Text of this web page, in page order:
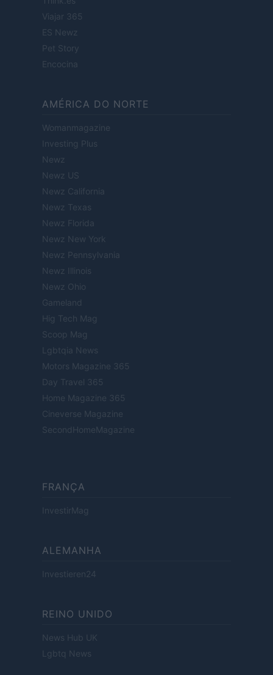
Viajar 365
ES Newz
Pet Story
Encocina
AMÉRICA DO NORTE
Womanmagazine
Investing Plus
Newz
Newz US
Newz California
Newz Texas
Newz Florida
Newz New York
Newz Pennsylvania
Newz Illinois
Newz Ohio
Gameland
Hig Tech Mag
Scoop Mag
Lgbtqia News
Motors Magazine 365
Day Travel 365
Home Magazine 365
Cineverse Magazine
SecondHomeMagazine
FRANÇA
InvestirMag
ALEMANHA
Investieren24
REINO UNIDO
News Hub UK
Lgbtq News